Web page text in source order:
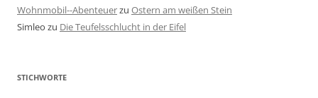
Wohnmobil--Abenteuerzu Ostern am weißen Stein
Simleo zu Die Teufelsschlucht in der Eifel
STICHWORTE